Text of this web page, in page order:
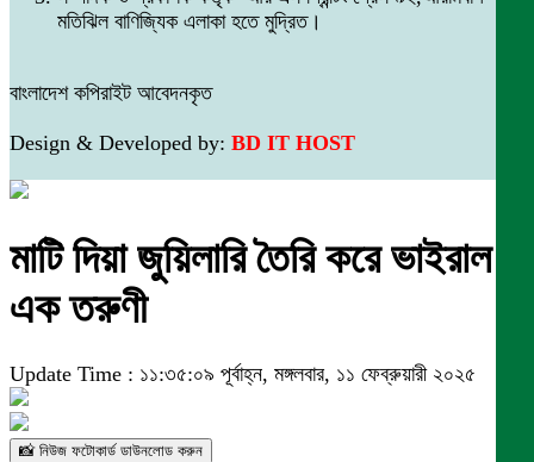
মতিঝিল বাণিজ্যিক এলাকা হতে মুদ্রিত।
বাংলাদেশ কপিরাইট আবেদনকৃত
Design & Developed by: BD IT HOST
মাটি দিয়া জুয়িলারি তৈরি করে ভাইরাল
এক তরুণী
Update Time : ১১:৩৫:০৯ পূর্বাহ্ন, মঙ্গলবার, ১১ ফেব্রুয়ারী ২০২৫
📸 নিউজ ফটোকার্ড ডাউনলোড করুন